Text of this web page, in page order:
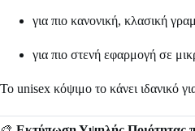
για πιο κανονική, κλασική
για πιο στενή εφαρμογή σε
Το unisex κόψιμο το κάνει ιδανικό